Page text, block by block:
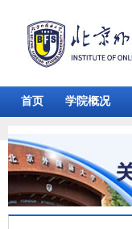
首页 学院概况